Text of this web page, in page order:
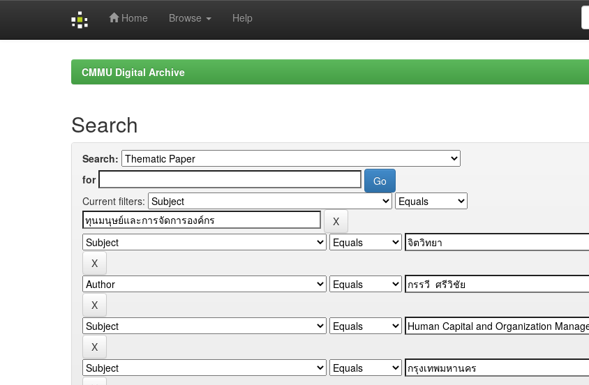
Home Browse Help
CMMU Digital Archive
Search
Search:
for
Current filters: